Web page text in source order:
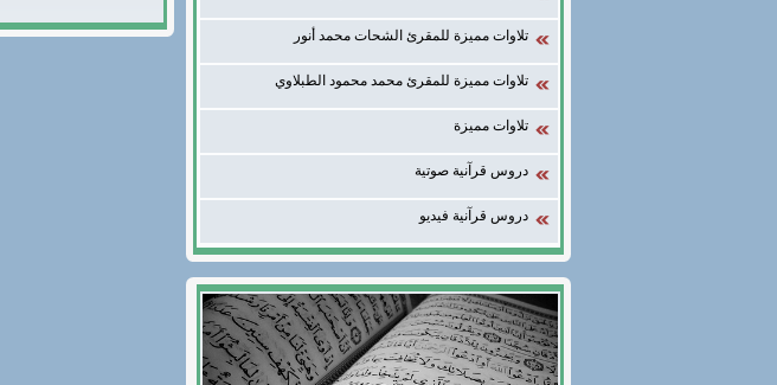
تلاوات مميزة للمقرئ الشحات محمد أنور
تلاوات مميزة للمقرئ محمد محمود الطبلاوي
تلاوات مميزة
دروس قرآنية صوتية
دروس قرآنية فيديو